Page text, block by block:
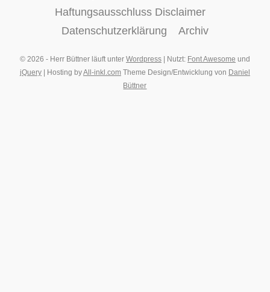
Haftungsausschluss Disclaimer
Datenschutzerklärung
Archiv
© 2026 - Herr Büttner läuft unter Wordpress| Nutzt: Font Awesome und
jQuery| Hosting byAll-inkl.comTheme Design/Entwicklung von Daniel
Büttner